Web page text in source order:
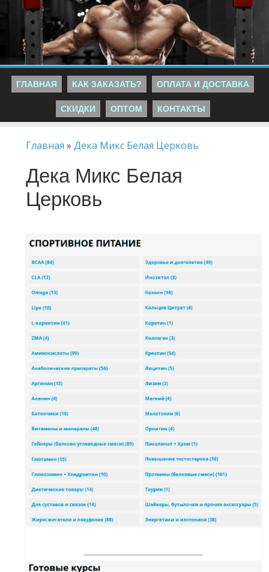
ГЛАВНАЯ КАК ЗАКАЗАТЬ? ОПЛАТА И ДОСТАВКА
СКИДКИ ОПТОМ КОНТАКТЫ
Главная »Дека Микс Белая Церковь
Дека Микс Белая
Церковь